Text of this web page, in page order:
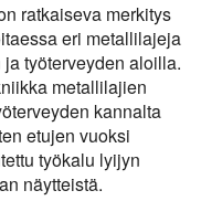
ratkaiseva merkitys
eri metallilajeja
työterveyden aloilla.
metallilajien
kannalta
etujen vuoksi
työkalu lyijyn
näytteistä.